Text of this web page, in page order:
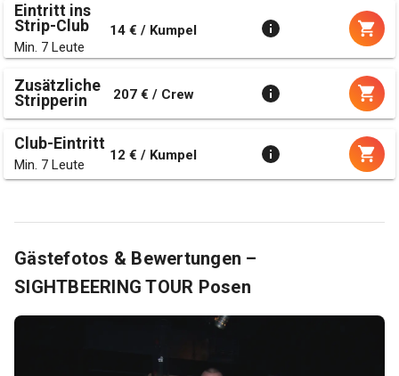
Eintritt ins
Strip-Club
Min. 7 Leute
14 € / Kumpel
Zusätzliche
Stripperin
207 € / Crew
Club-Eintritt
Min. 7 Leute
12 € / Kumpel
Gästefotos & Bewertungen –
SIGHTBEERING TOUR Posen